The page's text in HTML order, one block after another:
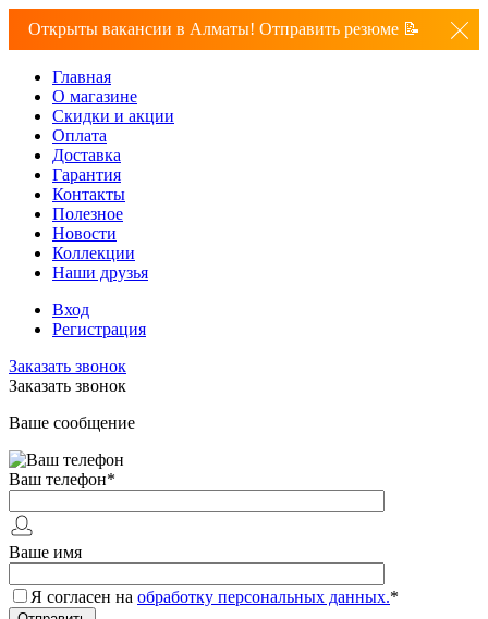
Открыты вакансии в Алматы! Отправить резюме 📝
Главная
О магазине
Скидки и акции
Оплата
Доставка
Гарантия
Контакты
Полезное
Новости
Коллекции
Наши друзья
Вход
Регистрация
Заказать звонок
Заказать звонок
Ваше сообщение
Ваш телефон*
Ваше имя
Я согласен на обработку персональных данных.*